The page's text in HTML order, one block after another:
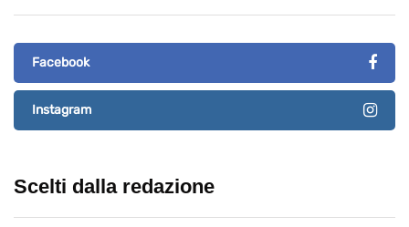
Facebook
Instagram
Scelti dalla redazione